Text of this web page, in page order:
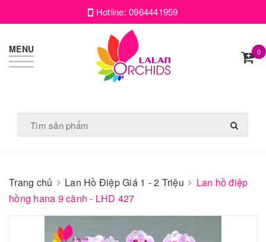
Hotline:0964441959
MENU 0
Trang chủ Lan Hồ Điệp Giá 1 - 2 Triệu
Lan hồ điệp
hồng hana 9 cành - LHD 427